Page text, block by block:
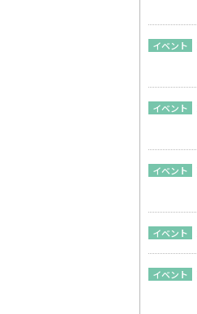
イベント
イベント
イベント
イベント
イベント